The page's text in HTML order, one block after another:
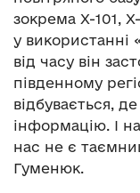
зокрема Х-101,
у використанні
від часу він
південному
відбувається,
інформацію. І
нас не є
Гуменюк.